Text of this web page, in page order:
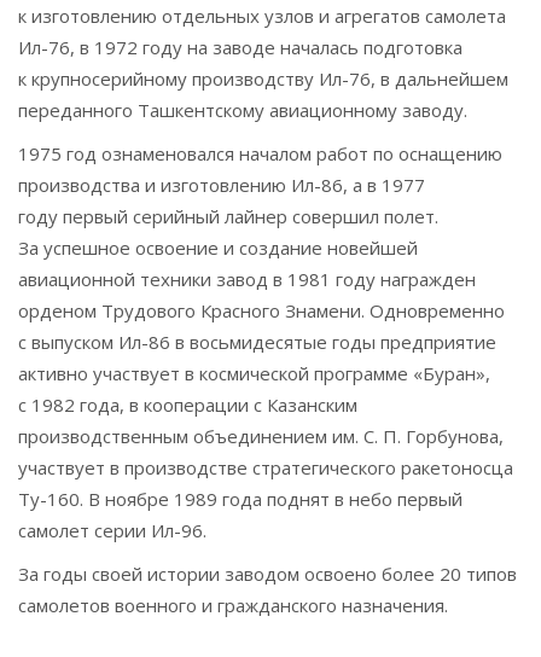
к изготовлению отдельных узлов и агрегатов самолета
Ил-76, в 1972 году на заводе началась подготовка
к крупносерийному производству Ил-76, в дальнейшем
переданного Ташкентскому авиационному заводу.
1975 год ознаменовался началом работ по оснащению
производства и изготовлению Ил-86, а в 1977
году первый серийный лайнер совершил полет.
За успешное освоение и создание новейшей
авиационной техники завод в 1981 году награжден
орденом Трудового Красного Знамени. Одновременно
с выпуском Ил-86 в восьмидесятые годы предприятие
активно участвует в космической программе «Буран»,
с 1982 года, в кооперации с Казанским
производственным объединением им. С. П. Горбунова,
участвует в производстве стратегического ракетоносца
Ту-160. В ноябре 1989 года поднят в небо первый
самолет серии Ил-96.
За годы своей истории заводом освоено более 20 типов
самолетов военного и гражданского назначения.